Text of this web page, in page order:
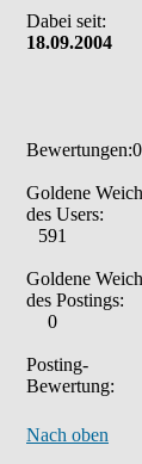
Dabei seit:
18.09.2004
Bewertungen:0
Goldene
des Users:
591
Goldene
des Postings:
0
Posting-
Bewertung:
Nach oben